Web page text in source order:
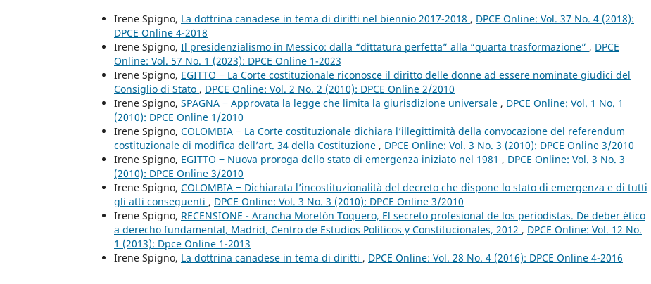
Irene Spigno, La dottrina canadese in tema di diritti nel biennio 2017-2018 , DPCE Online: Vol. 37 No. 4 (2018):
DPCE Online 4-2018
Irene Spigno, Il presidenzialismo in Messico: dalla “dittatura perfetta” alla “quarta trasformazione” , DPCE
Online: Vol. 57 No. 1 (2023): DPCE Online 1-2023
Irene Spigno, EGITTO ‒ La Corte costituzionale riconosce il diritto delle donne ad essere nominate giudici del
Consiglio di Stato , DPCE Online: Vol. 2 No. 2 (2010): DPCE Online 2/2010
Irene Spigno, SPAGNA ‒ Approvata la legge che limita la giurisdizione universale , DPCE Online: Vol. 1 No. 1
(2010): DPCE Online 1/2010
Irene Spigno, COLOMBIA ‒ La Corte costituzionale dichiara l’illegittimità della convocazione del referendum
costituzionale di modifica dell’art. 34 della Costituzione , DPCE Online: Vol. 3 No. 3 (2010): DPCE Online 3/2010
Irene Spigno, EGITTO ‒ Nuova proroga dello stato di emergenza iniziato nel 1981 , DPCE Online: Vol. 3 No. 3
(2010): DPCE Online 3/2010
Irene Spigno, COLOMBIA ‒ Dichiarata l’incostituzionalità del decreto che dispone lo stato di emergenza e di tutti
gli atti conseguenti , DPCE Online: Vol. 3 No. 3 (2010): DPCE Online 3/2010
Irene Spigno, RECENSIONE - Arancha Moretón Toquero, El secreto profesional de los periodistas. De deber ético
a derecho fundamental, Madrid, Centro de Estudios Políticos y Constitucionales, 2012 , DPCE Online: Vol. 12 No.
1 (2013): Dpce Online 1-2013
Irene Spigno, La dottrina canadese in tema di diritti , DPCE Online: Vol. 28 No. 4 (2016): DPCE Online 4-2016